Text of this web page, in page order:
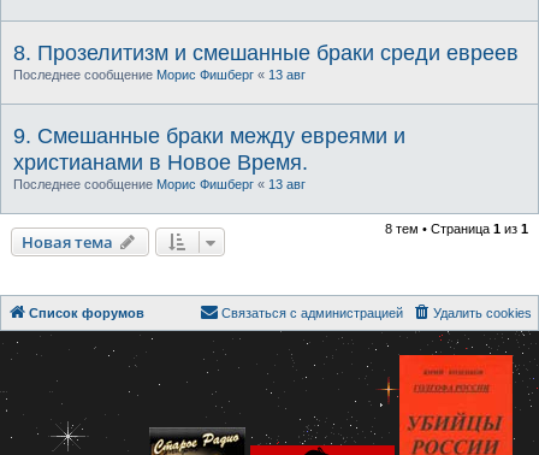
8. Прозелитизм и смешанные браки среди евреев
Последнее сообщение Морис Фишберг « 13 авг
9. Смешанные браки между евреями и
христианами в Новое Время.
Последнее сообщение Морис Фишберг « 13 авг
Новая тема
8 тем • Страница 1 из 1
Список форумов Удалить cookies
Связаться с администрацией